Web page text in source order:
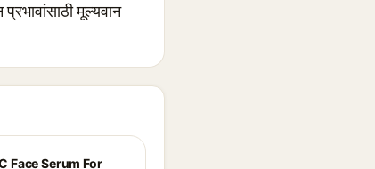
मूल्यवान
Face Serum For